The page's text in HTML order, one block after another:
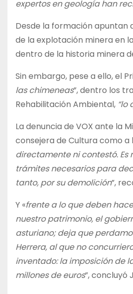
expertos en geología han
Desde la formación apuntan
de la explotación minera en
dentro de la historia minera
Sin embargo, pese a ello, el
las chimeneas”, dentro los
Rehabilitación Ambiental, “lo
La denuncia de VOX ante la
consejera de Cultura como a
directamente ni contestó.
trámites necesarios para
tanto, por su demolición”,
Y «frente a lo que deben
nuestro patrimonio, el
asturiano; deja que
Herrera, al que no
inventado: la imposición de
millones de euros”, concluyó